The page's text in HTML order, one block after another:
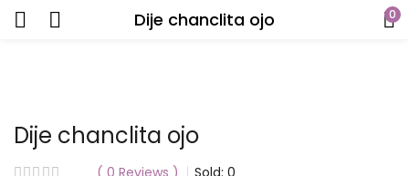
Dije chanclita ojo 0
Dije chanclita ojo
0 Reviews Sold: 0